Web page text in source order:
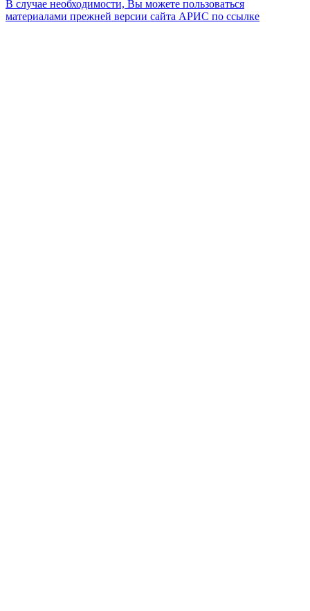
В случае необходимости, Вы можете пользоваться
материалами прежней версии сайта АРИС по ссылке